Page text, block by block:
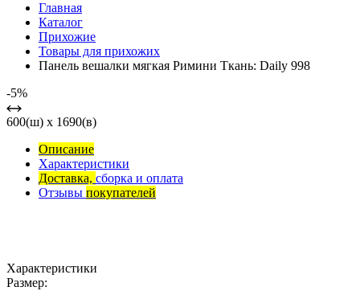
Главная
Каталог
Прихожие
Товары для прихожих
Панель вешалки мягкая Римини Ткань: Daily 998
-5%
600(ш) x 1690(в)
Описание
Характеристики
Доставка, сборка и оплата
Отзывы покупателей
Характеристики
Размер: